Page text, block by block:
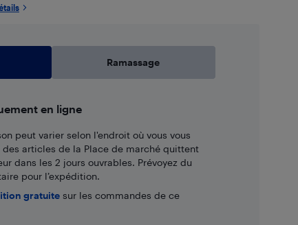
Ramassage
en ligne
peut varier selon l'endroit où vous vous
des articles de la Place de marché quittent
dans les 2 jours ouvrables. Prévoyez du
pour l’expédition.
gratuitesur les commandes de ce